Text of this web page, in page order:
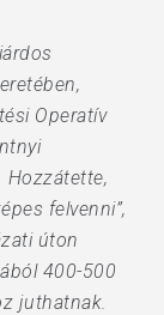
Operatív
Hozzátette,
felvenni”,
úton
400-500
juthatnak.